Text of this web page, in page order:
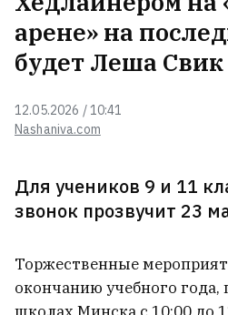
Nashaniva.com
12.05.2026 / 10:41
арене» на
будет Леша Свик
Для учеников 9 и 11
звонок прозвучит 23
Торжественные
окончанию учебного года,
Трамп запретил в США
«родильный туризм»
Шквал, сильный ветер и
натворили бед этой ночью
Минским Шабанам
что по ценам?